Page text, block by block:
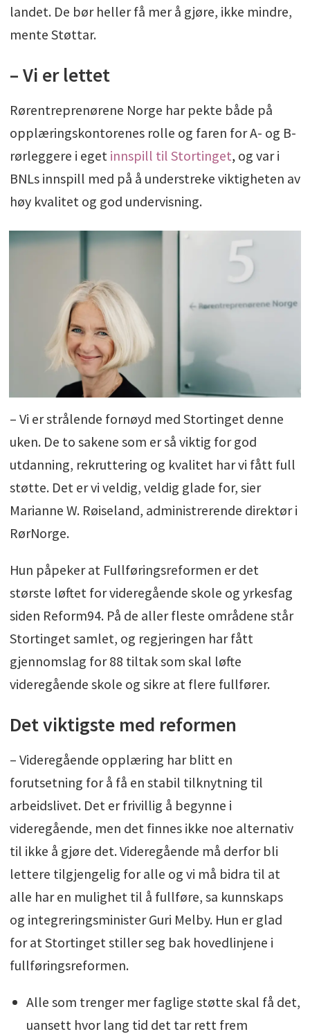
landet. De bør heller få mer å gjøre, ikke mindre,
mente Støttar.
– Vi er lettet
Rørentreprenørene Norge har pekte både på
opplæringskontorenes rolle og faren for A- og B-
rørleggere i eget innspill til Stortinget, og var i
BNLs innspill med på å understreke viktigheten av
høy kvalitet og god undervisning.
– Vi er strålende fornøyd med Stortinget denne
uken. De to sakene som er så viktig for god
utdanning, rekruttering og kvalitet har vi fått full
støtte. Det er vi veldig, veldig glade for, sier
Marianne W. Røiseland, administrerende direktør i
RørNorge.
Hun påpeker at Fullføringsreformen er det
største løftet for videregående skole og yrkesfag
siden Reform94. På de aller fleste områdene står
Stortinget samlet, og regjeringen har fått
gjennomslag for 88 tiltak som skal løfte
videregående skole og sikre at flere fullfører.
Det viktigste med reformen
– Videregående opplæring har blitt en
forutsetning for å få en stabil tilknytning til
arbeidslivet. Det er frivillig å begynne i
videregående, men det finnes ikke noe alternativ
til ikke å gjøre det. Videregående må derfor bli
lettere tilgjengelig for alle og vi må bidra til at
alle har en mulighet til å fullføre, sa kunnskaps
og integreringsminister Guri Melby. Hun er glad
for at Stortinget stiller seg bak hovedlinjene i
fullføringsreformen.
Alle som trenger mer faglige støtte skal få det,
uansett hvor lang tid det tar rett frem